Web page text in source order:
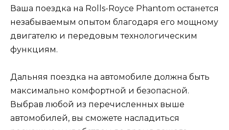
Ваша поездка на Rolls-Royce Phantom останется
незабываемым опытом благодаря его мощному
двигателю и передовым технологическим
функциям.
Дальняя поездка на автомобиле должна быть
максимально комфортной и безопасной.
Выбрав любой из перечисленных выше
автомобилей, вы сможете насладиться